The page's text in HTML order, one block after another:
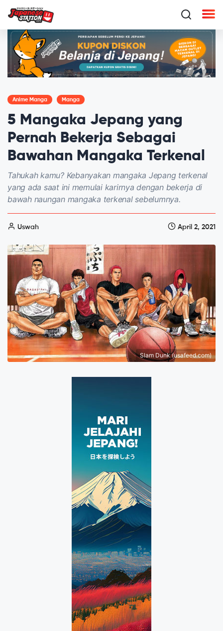
Anime Manga Manga
5 Mangaka Jepang yang
Pernah Bekerja Sebagai
Bawahan Mangaka Terkenal
Tahukah kamu? Kebanyakan mangaka Jepang terkenal
yang ada saat ini memulai karirnya dengan bekerja di
bawah naungan mangaka terkenal sebelumnya.
Uswah April 2, 2021
Slam Dunk (usafeed.com)